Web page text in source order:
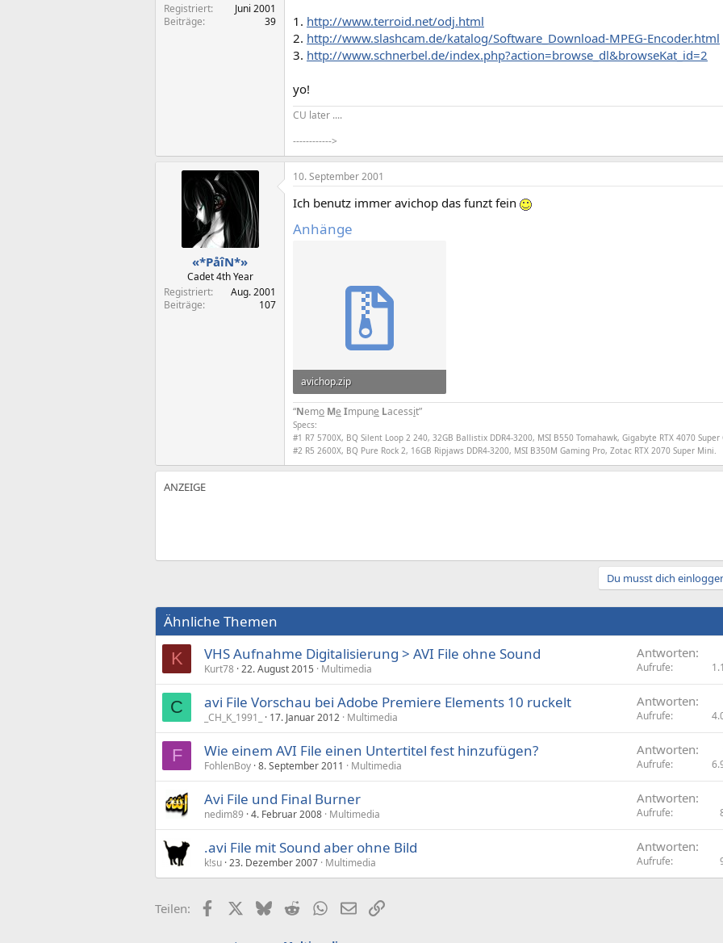
Registriert
Juni 2001
Beiträge
39 1. http://www.terroid.net/odj.html
2. http://www.slashcam.de/katalog/Software_Download-MPEG-Encoder.html
3. http://www.schnerbel.de/index.php?action=browse_dl&browseKat_id=2
yo!
CU later ....
------------>
«*PåîN*»
Cadet 4th Year
Registriert
Aug. 2001
Beiträge
107
10. September 2001
Ich benutz immer avichop das funzt fein
Anhänge
avichop.zip
8,3 KB · Aufrufe: 689
“Nemo Me Impune Lacessit”
Specs:
#1 R7 5700X, BQ Silent Loop 2 240, 32GB Ballistix DDR4-3200, MSI B550 Tomahawk, Gigabyte RTX 4070 Super
#2 R5 2600X, BQ Pure Rock 2, 16GB Ripjaws DDR4-3200, MSI B350M Gaming Pro, Zotac RTX 2070 Super Mini.
Du musst dich
Ähnliche Themen
K VHS Aufnahme Digitalisierung > AVI File ohne Sound
Kurt78 22. August 2015 Multimedia
Antworten
Aufrufe
C avi File Vorschau bei Adobe Premiere Elements 10 ruckelt
_CH_K_1991_ 17. Januar 2012 Multimedia
Antworten
Aufrufe
F Wie einem AVI File einen Untertitel fest hinzufügen?
FohlenBoy 8. September 2011 Multimedia
Antworten
Aufrufe
Avi File und Final Burner
nedim89 4. Februar 2008 Multimedia
Antworten
Aufrufe
.avi File mit Sound aber ohne Bild
k!su 23. Dezember 2007 Multimedia
Antworten
Aufrufe
Teilen: FacebookX (Twitter)
BlueskyRedditWhatsApp
E-MailLink